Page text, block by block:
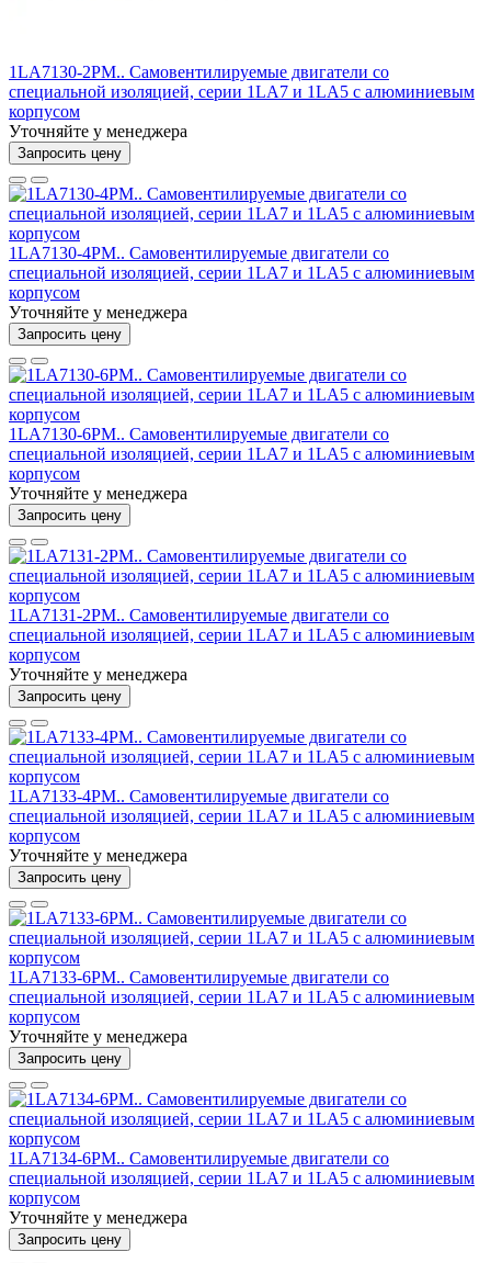
1LA7130-2PM.. Самовентилируемые двигатели со
специальной изоляцией, серии 1LA7 и 1LA5 с алюминиевым
корпусом
Уточняйте у менеджера
Запросить цену
1LA7130-4PM.. Самовентилируемые двигатели со
специальной изоляцией, серии 1LA7 и 1LA5 с алюминиевым
корпусом
Уточняйте у менеджера
Запросить цену
1LA7130-6PM.. Самовентилируемые двигатели со
специальной изоляцией, серии 1LA7 и 1LA5 с алюминиевым
корпусом
Уточняйте у менеджера
Запросить цену
1LA7131-2PM.. Самовентилируемые двигатели со
специальной изоляцией, серии 1LA7 и 1LA5 с алюминиевым
корпусом
Уточняйте у менеджера
Запросить цену
1LA7133-4PM.. Самовентилируемые двигатели со
специальной изоляцией, серии 1LA7 и 1LA5 с алюминиевым
корпусом
Уточняйте у менеджера
Запросить цену
1LA7133-6PM.. Самовентилируемые двигатели со
специальной изоляцией, серии 1LA7 и 1LA5 с алюминиевым
корпусом
Уточняйте у менеджера
Запросить цену
1LA7134-6PM.. Самовентилируемые двигатели со
специальной изоляцией, серии 1LA7 и 1LA5 с алюминиевым
корпусом
Уточняйте у менеджера
Запросить цену